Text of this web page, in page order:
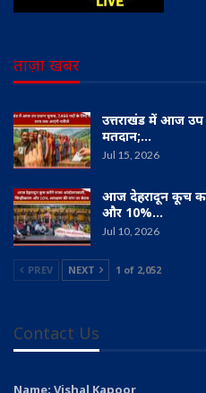
ताज़ा खबर
उत्तराखंड में आज उप
मतदान;…
Jul 15, 2026
आज देहरादून कूच
और 10%…
Jul 10, 2026
PREV NEXT 1 of 2,052
Contact Us